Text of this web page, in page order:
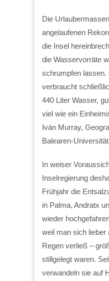
Die
angelaufenen
die Insel
die Wasservorräte
schrumpfen lassen.
verbraucht
440 Liter Wasser,
viel wie ein
Iván Murray,
Balearen-
In weiser
Inselregierung
Frühjahr die
in Palma, Andratx
wieder
weil man sich lieber
Regen verließ –
stillgelegt waren.
verwandeln sie auf